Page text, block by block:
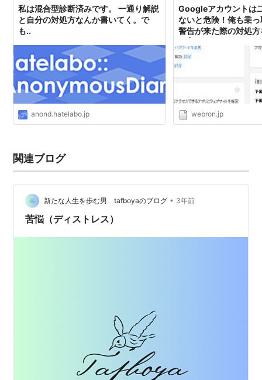
私は混合型診断済みです。 一通り解説
と自分の対処方なんか書いてく。で
も..
anond.hatelabo.jp
Googleアカウントは
ないと危険！俺も乗
警告が来た際の対処
webron.jp
関連ブログ
新たな人生を歩む男 tafboyaのブログ • 3年前
苦悩（ディストレス）